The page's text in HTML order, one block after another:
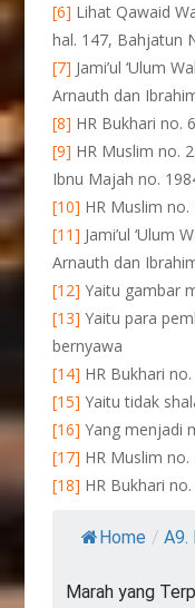
[6] Lihat Qawaid
hal. 147, Bahjatun
[7] Jami’ul ‘Ulum
Arnauth dan
[8] HR Bukhari no.
[9] HR Muslim no.
Ibnu Majah no.
[10] HR Muslim
[11] Jami’ul ‘Ulum
Arnauth dan
[12] Yaitu gambar
[13] Yaitu para
bernyawa
[14] HR Bukhari
[15] Yaitu tidak
[16] Yang menjadi
[17] HR Muslim no.
[18] HR Bukhari
Home / A9.
Marah yang